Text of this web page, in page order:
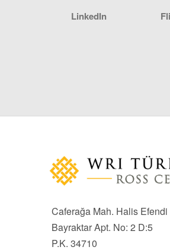
LinkedIn
Caferağa Mah. Halis Efendi
Bayraktar Apt. No: 2 D:5
P.K. 34710